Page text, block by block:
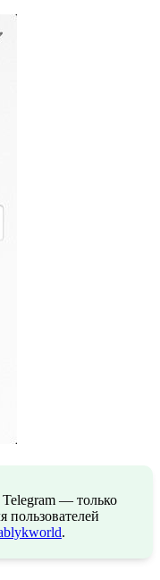
— только
пользователей
.